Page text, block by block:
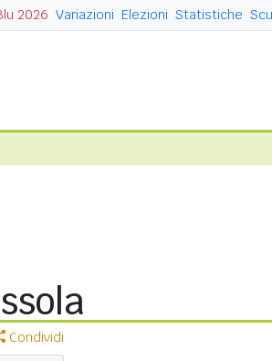
2026 Variazioni Elezioni Statistiche
Condividi